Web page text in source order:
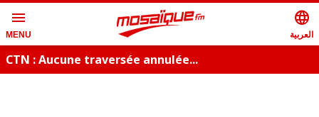
menu
MENU
language
العربية
CTN : Aucune traversée annulée...